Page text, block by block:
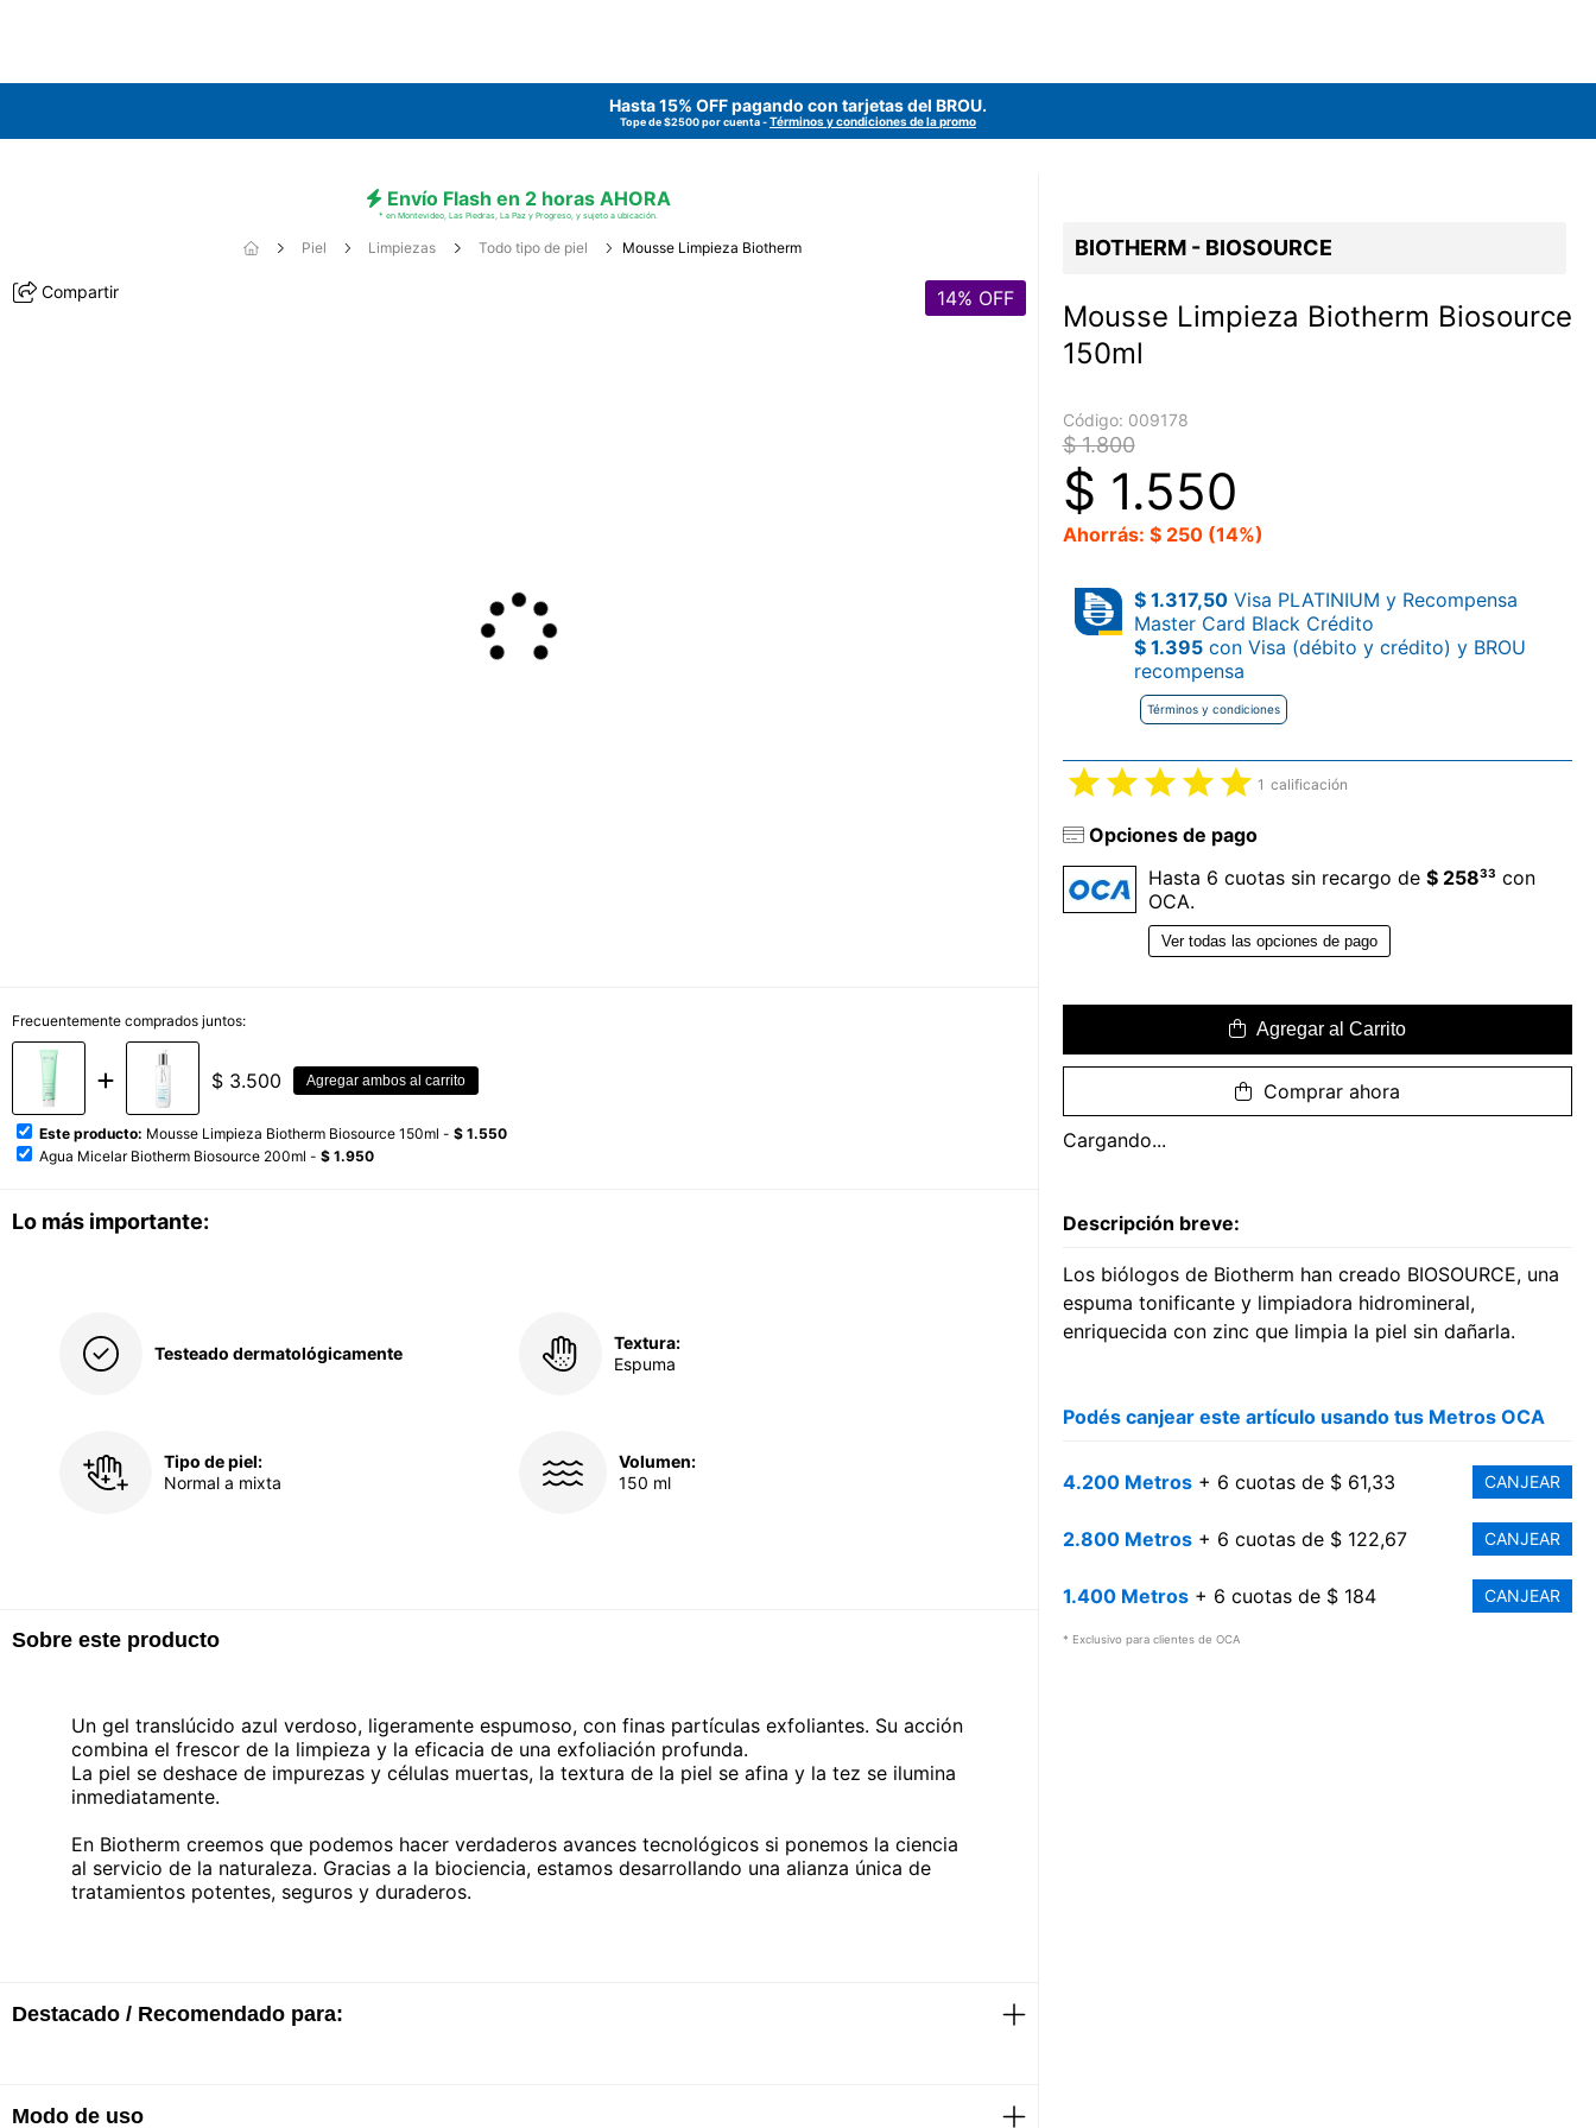
Hasta 15% OFF pagando con tarjetas del BROU.
Tope de $2500 por cuenta -Términos y condiciones de la promo
Envío Flash en 2 horas AHORA
* en Montevideo, Las Piedras, La Paz y Progreso, y sujeto a ubicación.
Piel Limpiezas Todo tipo de piel Mousse Limpieza Biotherm
Compartir 14% OFF
Frecuentemente comprados juntos:
$ 3.500 Agregar ambos al carrito
Este producto: Mousse Limpieza Biotherm Biosource 150ml - $ 1.550
Agua Micelar Biotherm Biosource 200ml - $ 1.950
Lo más importante:
Testeado dermatológicamente
Textura:
Espuma
Tipo de piel:
Normal a mixta
Volumen:
150 ml
Sobre este producto
Un gel translúcido azul verdoso, ligeramente espumoso, con finas partículas exfoliantes. Su acción
combina el frescor de la limpieza y la eficacia de una exfoliación profunda.
La piel se deshace de impurezas y células muertas, la textura de la piel se afina y la tez se ilumina
inmediatamente.
En Biotherm creemos que podemos hacer verdaderos avances tecnológicos si ponemos la ciencia
al servicio de la naturaleza. Gracias a la biociencia, estamos desarrollando una alianza única de
tratamientos potentes, seguros y duraderos.
Destacado / Recomendado para:
Modo de uso
BIOTHERM - BIOSOURCE
Mousse Limpieza Biotherm Biosource
150ml
Código: 009178
$ 1.800
$ 1.550
Ahorrás: $ 250 (14%)
$ 1.317,50Visa PLATINIUM y Recompensa
Master Card Black Crédito
$ 1.395con Visa (débito y crédito) y BROU
recompensa
Términos y condiciones
1 calificación
Opciones de pago
Hasta 6 cuotas sin recargo de $ 25833 con
OCA.
Ver todas las opciones de pago
Agregar al Carrito
Comprar ahora
Cargando...
Descripción breve:
Los biólogos de Biotherm han creado BIOSOURCE, una
espuma tonificante y limpiadora hidromineral,
enriquecida con zinc que limpia la piel sin dañarla.
Podés canjear este artículo usando tus Metros OCA
4.200 Metros+ 6 cuotas de $ 61,33 CANJEAR
2.800 Metros+ 6 cuotas de $ 122,67 CANJEAR
1.400 Metros+ 6 cuotas de $ 184 CANJEAR
* Exclusivo para clientes de OCA